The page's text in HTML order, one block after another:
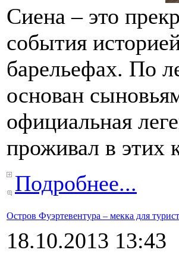
Сиена – это
события
барельефах. По
основан
официальная
проживал в этих
Подробнее...
Остров Фуэртевентура – мекка для
18.10.2013 13:43